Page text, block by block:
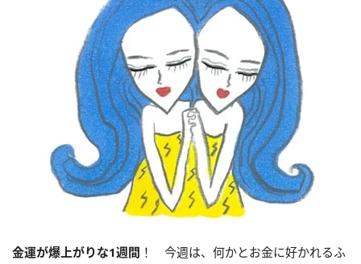
金運が爆上がりな1週間 ！ 今週は、何かとお金に好かれるふ